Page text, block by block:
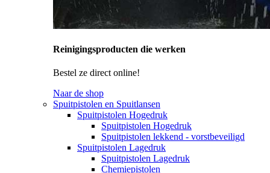
Reinigingsproducten die werken
Bestel ze direct online!
Naar de shop
Spuitpistolen en Spuitlansen
Spuitpistolen Hogedruk
Spuitpistolen Hogedruk
Spuitpistolen lekkend - vorstbeveiligd
Spuitpistolen Lagedruk
Spuitpistolen Lagedruk
Chemiepistolen